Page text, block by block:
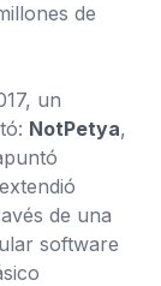
de
un
NotPetya,
de una
software